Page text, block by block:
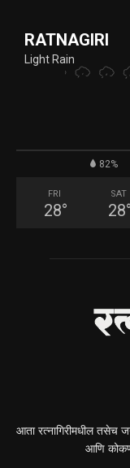
RATNAGIRI
Light Rain
82%
FRI
28°
SAT
28°
आता रत्नागिरीमधील तसेच
आणि